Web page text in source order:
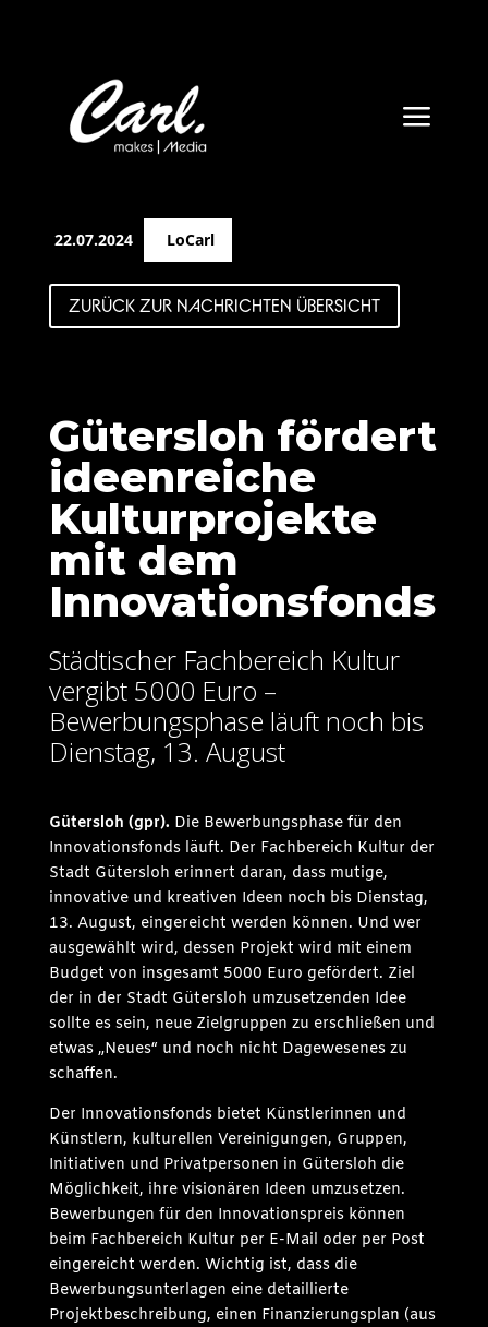
a
22.07.2024 LoCarl
ZURÜCK ZUR NACHRICHTEN ÜBERSICHT
Gütersloh fördert
ideenreiche
Kulturprojekte
mit dem
Innovationsfonds
Städtischer Fachbereich Kultur
vergibt 5000 Euro –
Bewerbungsphase läuft noch bis
Dienstag, 13. August
Gütersloh (gpr). Die Bewerbungsphase für den
Innovationsfonds läuft. Der Fachbereich Kultur der
Stadt Gütersloh erinnert daran, dass mutige,
innovative und kreativen Ideen noch bis Dienstag,
13. August, eingereicht werden können. Und wer
ausgewählt wird, dessen Projekt wird mit einem
Budget von insgesamt 5000 Euro gefördert. Ziel
der in der Stadt Gütersloh umzusetzenden Idee
sollte es sein, neue Zielgruppen zu erschließen und
etwas „Neues“ und noch nicht Dagewesenes zu
schaffen.
Der Innovationsfonds bietet Künstlerinnen und
Künstlern, kulturellen Vereinigungen, Gruppen,
Initiativen und Privatpersonen in Gütersloh die
Möglichkeit, ihre visionären Ideen umzusetzen.
Bewerbungen für den Innovationspreis können
beim Fachbereich Kultur per E-Mail oder per Post
eingereicht werden. Wichtig ist, dass die
Bewerbungsunterlagen eine detaillierte
Projektbeschreibung, einen Finanzierungsplan (aus